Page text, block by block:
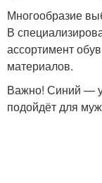
Многообразие
В
ассортимент
материалов.
Важно! Синий —
подойдёт для